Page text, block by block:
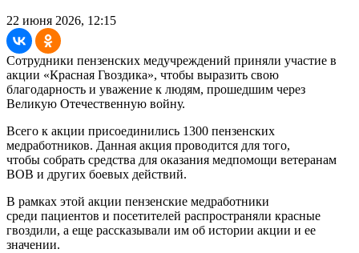
22 июня 2026, 12:15
Сотрудники пензенских медучреждений приняли участие в
акции «Красная Гвоздика», чтобы выразить свою
благодарность и уважение к людям, прошедшим через
Великую Отечественную войну.
Всего к акции присоединились 1300 пензенских
медработников. Данная акция проводится для того,
чтобы собрать средства для оказания медпомощи ветеранам
ВОВ и других боевых действий.
В рамках этой акции пензенские медработники
среди пациентов и посетителей распространяли красные
гвоздили, а еще рассказывали им об истории акции и ее
значении.